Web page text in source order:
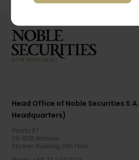
Head Office of Noble Securities S.A.
Headquarters)
Prosta 67
00-838 Warsaw
Skyliner Building, 13th Floor